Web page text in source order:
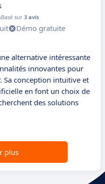
Basé sur 3 avis
Démo gratuite
alternative intéressante
innovantes pour
Sa conception intuitive et
en font un choix de
des solutions
plus